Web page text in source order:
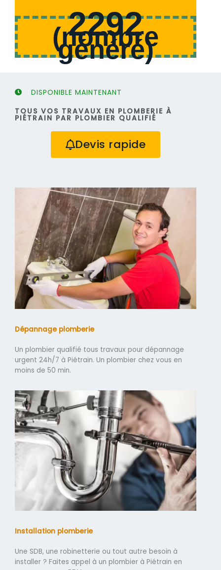
2292
(nombre
généré)
DISPONIBLE MAINTENANT
TOUS VOS TRAVAUX EN PLOMBERIE À
PIÉTRAIN PAR PLOMBIER QUALIFIÉ
Devis rapide
Dépannage plomberie
Un plombier qualifié tous travaux pour dépannage
urgent 24h/7 à Piétrain. Un plombier chez vous en
moins de 50 min.
Installation plomberie
Une SDB, une robinetterie ou tout autre besoin à
installer ? Faites appel à un plombier à Piétrain en